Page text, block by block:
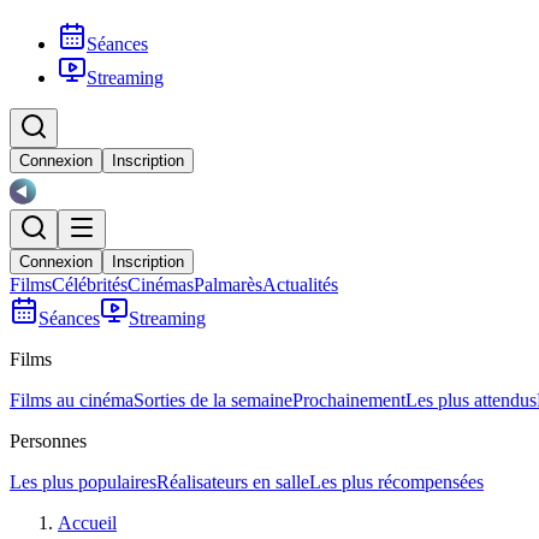
Séances
Streaming
Connexion Inscription
Connexion Inscription
FilmsCélébritésCinémasPalmarèsActualités
Séances
Streaming
Films
Films au cinémaSorties de la semaineProchainementLes plus attendus
Personnes
Les plus populairesRéalisateurs en salleLes plus récompensées
Accueil